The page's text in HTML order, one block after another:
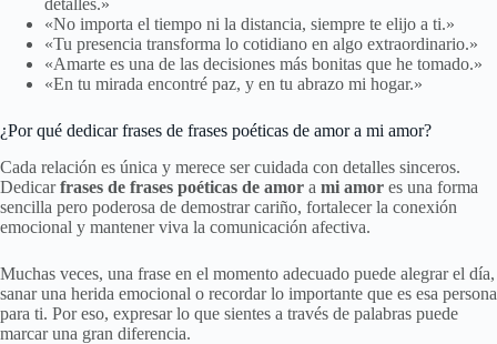
«No importa el tiempo ni la distancia, siempre te elijo a ti.»
«Tu presencia transforma lo cotidiano en algo extraordinario.»
«Amarte es una de las decisiones más bonitas que he tomado.»
«En tu mirada encontré paz, y en tu abrazo mi hogar.»
¿Por qué dedicar frases de frases poéticas de amor a mi amor?
Cada relación es única y merece ser cuidada con detalles sinceros.
Dedicarfrases de frases poéticas de amor a mi amor es una forma
sencilla pero poderosa de demostrar cariño, fortalecer la conexión
emocional y mantener viva la comunicación afectiva.
Muchas veces, una frase en el momento adecuado puede alegrar el día,
sanar una herida emocional o recordar lo importante que es esa persona
para ti. Por eso, expresar lo que sientes a través de palabras puede
marcar una gran diferencia.